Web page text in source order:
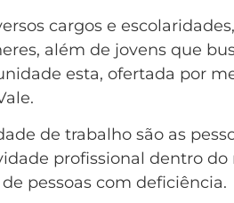
cargos e
além de jovens que
esta, ofertada por
de trabalho são as
profissional dentro do
pessoas com deficiência.